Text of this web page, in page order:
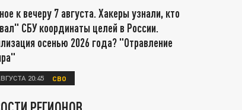
к вечеру 7 августа. Хакеры узнали, кто
СБУ координаты целей в России.
осенью 2026 года? "Отравление
20:45 СВО